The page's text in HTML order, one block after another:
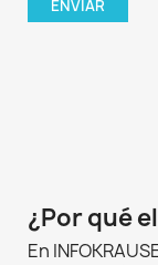
¿Por qué
En